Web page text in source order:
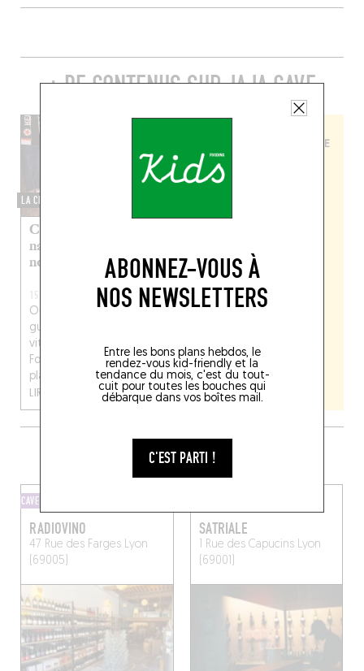
ABONNEZ-VOUS À
NOS NEWSLETTERS
Entre les bons plans hebdos, le
rendez-vous kid-friendly et la
tendance du mois, c'est du tout-
cuit pour toutes les bouches qui
débarque dans vos boîtes mail.
C'EST PARTI !
+ DE CONTENUS SUR JAJA CAVE
LA CRÈME DE LA CRÈME
Champagnes et pet’
nat’ : la sélection de
nos cavistes préf’ !
15 DÉC. 2021
Oubliez les étiquettes
guindées et les médailles
vite distribuées : le
Fooding vous sert sur un
plateau les champa...
LIRE LA SUITE
PLUS DE CAVES TOUT PRÈS
CAVE
RADIOVINO
47 Rue des FargesLyon
(69005)
SATRIALE
1 Rue des CapucinsLyon
(69001)